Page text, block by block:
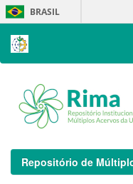
Skip
navigation
BRASIL
Repositório de